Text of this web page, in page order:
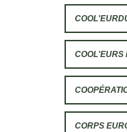
COOL'EURS
CORPS